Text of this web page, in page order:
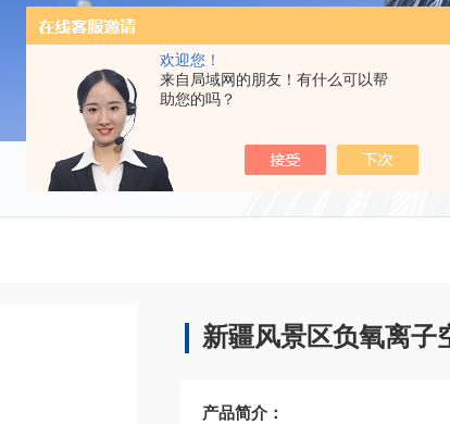
欢迎您！
来自局域网的朋友！有什么可以帮
助您的吗？
当前位置：首页 产品
新疆风景区负氧离子
产品简介：